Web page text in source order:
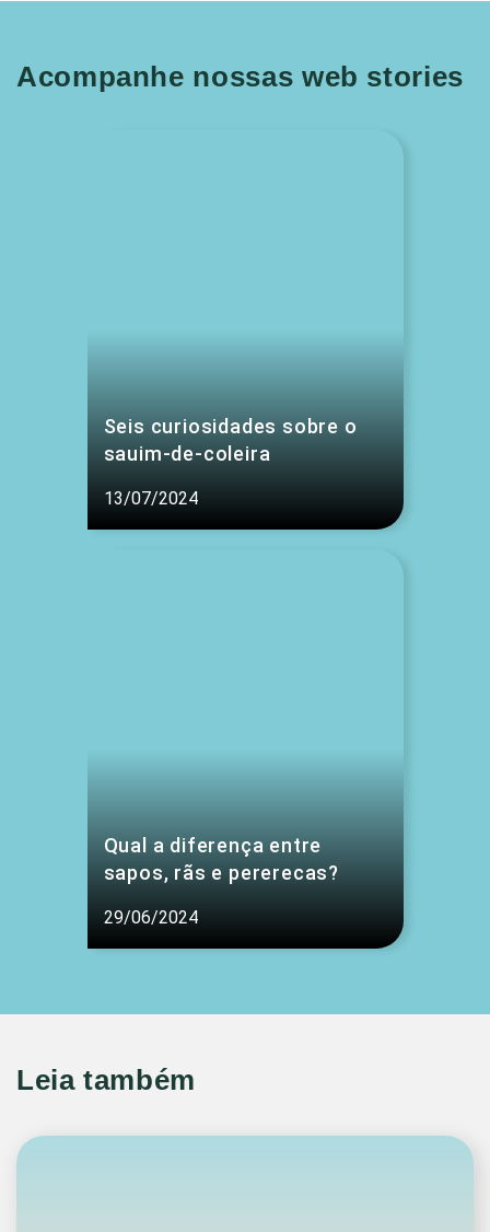
Acompanhe nossas web stories
Seis curiosidades sobre o
sauim-de-coleira
13/07/2024
Qual a diferença entre
sapos, rãs e pererecas?
29/06/2024
Leia também